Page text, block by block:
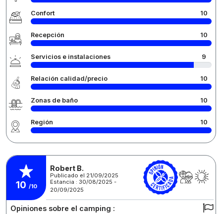
Confort 10
Recepción 10
Servicios e instalaciones 9
Relación calidad/precio 10
Zonas de baño 10
Región 10
10 /10
Robert B.
Publicado el 21/09/2025
Estancia : 30/08/2025 -
20/09/2025
Opiniones sobre el camping :